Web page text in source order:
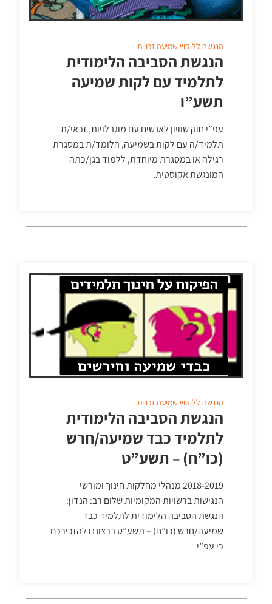
הנגשה לליקויי שמיעהזכויות
הנגשת הסביבה הלימודית
לתלמיד עם לקות שמיעה
תשע”ו
עפ”י חוק שוויון לאנשים עם מוגבלויות, זכאי/ת
תלמיד/ה עם לקות בשמיעה, הלומד/ת במסגרת
רגילה או במסגרת מיוחדת, ללמוד בגן/כתה
המונגשת אקוסטית.
הנגשה לליקויי שמיעהזכויות
הנגשת הסביבה הלימודית
לתלמיד כבד שמיעה/חרש
(כו”ח) – תשע”ט
2018-2019 מנהלי מחלקות חינוך ומורשי
הנגישות ברשויות המקומיות שלום רב: הנדון:
הנגשת הסביבה הלימודית לתלמיד כבד
שמיעה/חרש (כו”ח) – תשע”ט ברצוננו להזכירכם
כי עפ”י